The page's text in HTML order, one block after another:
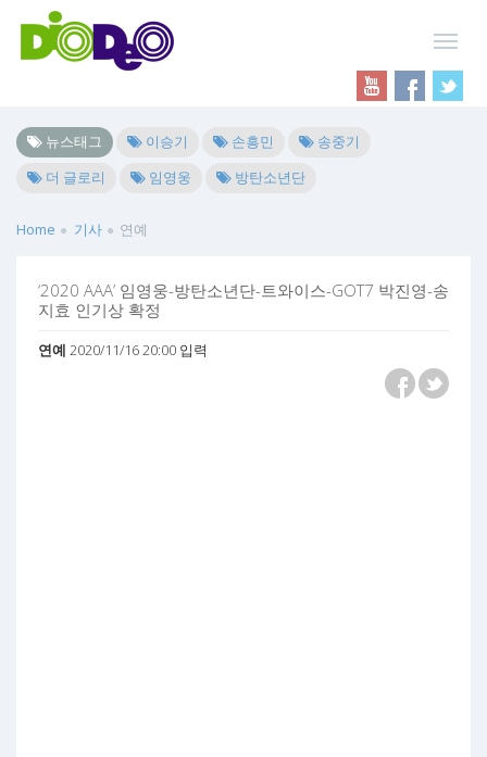
뉴스태그 이승기 손흥민
송중기
더 글로리
임영웅 방탄소년단
Home 기사 연예
‘2020 AAA’ 임영웅-방탄소년단-트와이스-GOT7 박진영-송
지효 인기상 확정
연예 2020/11/16 20:00 입력